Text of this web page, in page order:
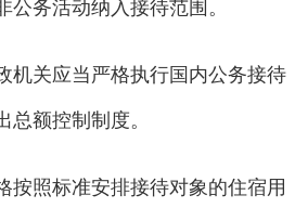
务活动纳入接待范围。
应当严格执行国内公务接待
总额控制制度。
照标准安排接待对象的住宿用